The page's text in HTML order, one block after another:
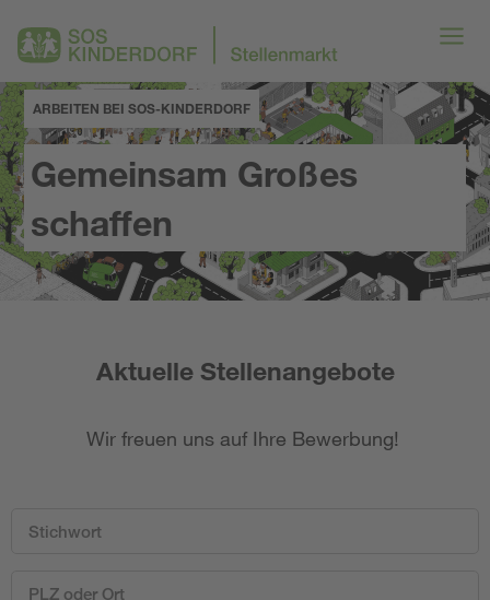
ARBEITEN BEI SOS-KINDERDORF
Gemeinsam Großes
schaffen
Aktuelle Stellenangebote
Wir freuen uns auf Ihre Bewerbung!